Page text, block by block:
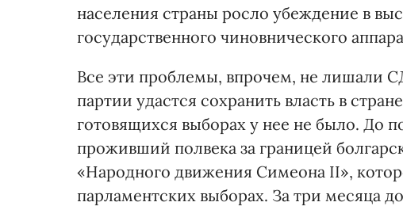
населения страны росло убеждение в
государственного чиновнического
Все эти проблемы, впрочем, не лишали
партии удастся сохранить власть в
готовящихся выборах у нее не было. До
проживший полвека за границей
«Народного движения Симеона II»,
парламентских выборах. За три месяца